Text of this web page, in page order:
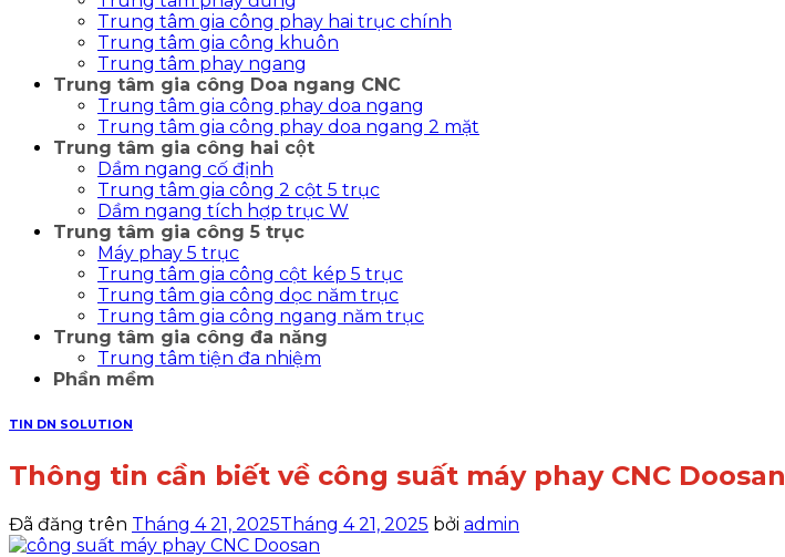
Trung tâm gia công phay hai trục chính
Trung tâm gia công khuôn
Trung tâm phay ngang
Trung tâm gia công Doa ngang CNC
Trung tâm gia công phay doa ngang
Trung tâm gia công phay doa ngang 2 mặt
Trung tâm gia công hai cột
Dầm ngang cố định
Trung tâm gia công 2 cột 5 trục
Dầm ngang tích hợp trục W
Trung tâm gia công 5 trục
Máy phay 5 trục
Trung tâm gia công cột kép 5 trục
Trung tâm gia công dọc năm trục
Trung tâm gia công ngang năm trục
Trung tâm gia công đa năng
Trung tâm tiện đa nhiệm
Phần mềm
TIN DN SOLUTION
Thông tin cần biết về công suất máy phay CNC Doosan
Đã đăng trên Tháng 4 21, 2025Tháng 4 21, 2025 bởi admin